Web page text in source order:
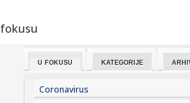
14:52:
14:48:
Baba puca od samopuzdanja:
U FOKUSU KATEGORIJE
Coronavirus